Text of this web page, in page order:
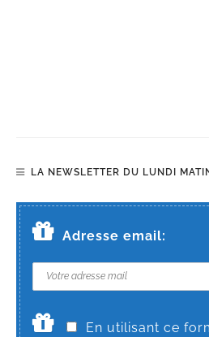
LA NEWSLETTER DU LUNDI
Adresse email:
En utilisant ce